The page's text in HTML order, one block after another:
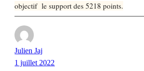
objectif le support des 5218 points.
Julien Jaj
1 juillet 2022